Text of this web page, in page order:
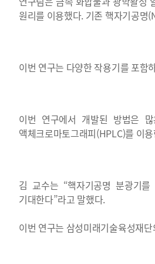
원리를 이용했다. 기존 핵자기공명
이번 연구는 다양한 작용기를 포함
이번 연구에서 개발된 방법은
액체크로마토그래피(HPLC)를 이
김 교수는 “핵자기공명 분광기
기대한다”라고 말했다.
이번 연구는 삼성미래기술육성재